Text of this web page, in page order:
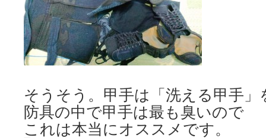
そうそう。甲手は「洗える甲手
防具の中で甲手は最も臭いので
これは本当にオススメです。